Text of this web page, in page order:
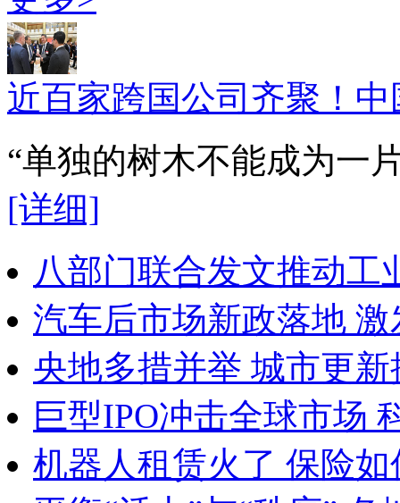
近百家跨国公司齐聚！
“单独的树木不能成为一
[详细]
八部门联合发文推动工
汽车后市场新政落地
央地多措并举 城市更新
巨型IPO冲击全球市场
机器人租赁火了 保险